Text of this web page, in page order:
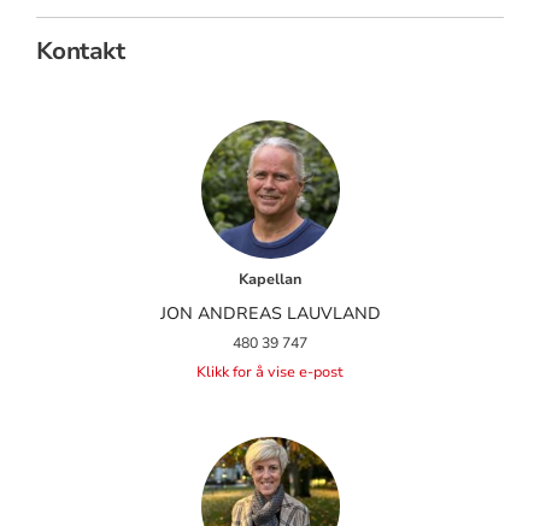
Kontakt
Kapellan
JON ANDREAS LAUVLAND
480 39 747
Klikk for å vise e-post